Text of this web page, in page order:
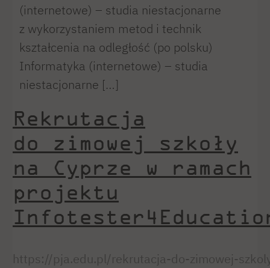
(internetowe) – studia niestacjonarne
z wykorzystaniem metod i technik
kształcenia na odległość (po polsku)
Informatyka (internetowe) – studia
niestacjonarne […]
Rekrutacja
do zimowej szkoły
na Cyprze w ramach
projektu
https://pja.edu.pl/rekrutacja-do-zimowej-